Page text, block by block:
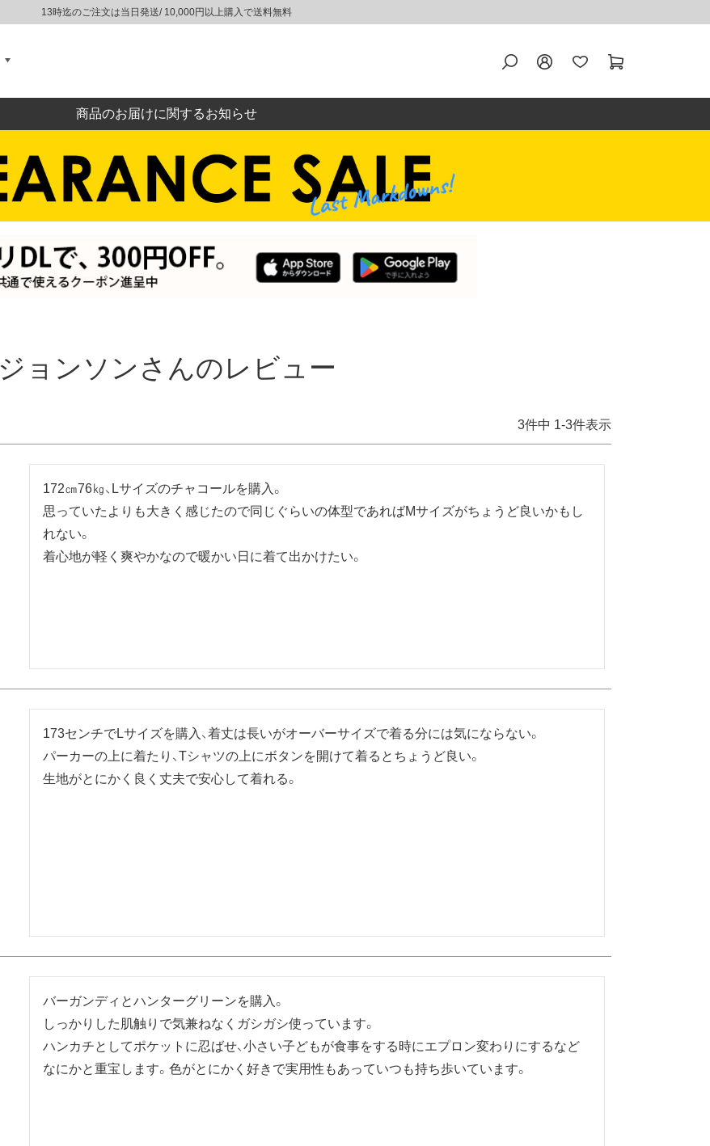
13時迄のご注文は当日発送/ 10,000円以上購入で送料無料
商品のお届けに関するお知らせ
ジョンソンさんのレビュー
3件中 1-3件表示
172㎝76㎏、Lサイズのチャコールを購入。
思っていたよりも大きく感じたので同じぐらいの体型であればMサイズがちょうど良いかもし
れない。
着心地が軽く爽やかなので暖かい日に着て出かけたい。
173センチでLサイズを購入、着丈は長いがオーバーサイズで着る分には気にならない。
パーカーの上に着たり、Tシャツの上にボタンを開けて着るとちょうど良い。
生地がとにかく良く丈夫で安心して着れる。
バーガンディとハンターグリーンを購入。
しっかりした肌触りで気兼ねなくガシガシ使っています。
ハンカチとしてポケットに忍ばせ、小さい子どもが食事をする時にエプロン変わりにするなど
なにかと重宝します。色がとにかく好きで実用性もあっていつも持ち歩いています。